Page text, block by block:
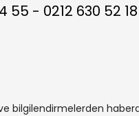
55 - 0212 630 52 18
bilgilendirmelerden